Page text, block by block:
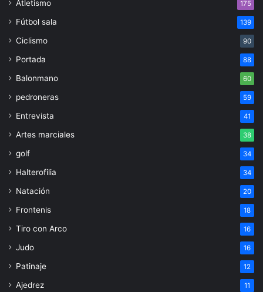
Atletismo 175
Fútbol sala 139
Ciclismo 90
Portada 88
Balonmano 60
pedroneras 59
Entrevista 41
Artes marciales 38
golf 34
Halterofilia 34
Natación 20
Frontenis 18
Tiro con Arco 16
Judo 16
Patinaje 12
Ajedrez 11